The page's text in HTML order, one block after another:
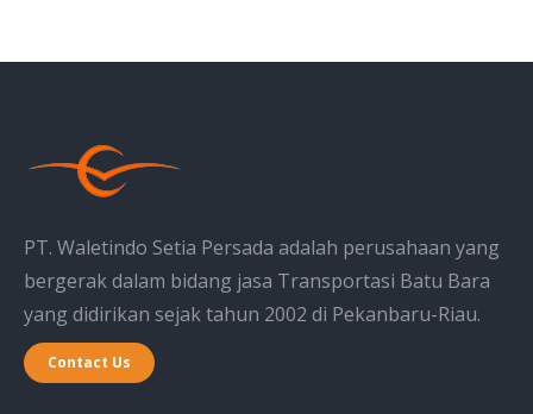
PT. Waletindo Setia Persada adalah perusahaan yang
bergerak dalam bidang jasa Transportasi Batu Bara
yang didirikan sejak tahun 2002 di Pekanbaru-Riau.
Contact Us